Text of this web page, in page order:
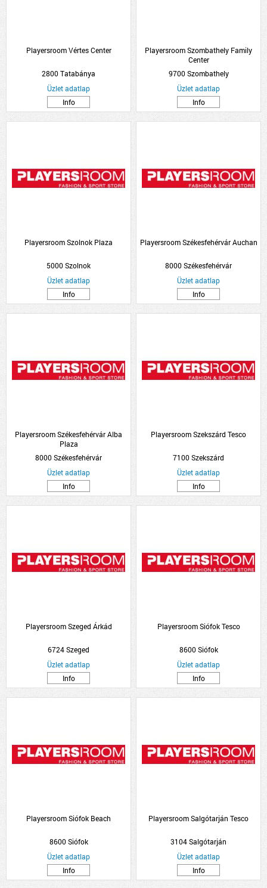
Playersroom Vértes Center
2800 Tatabánya
Üzlet adatlap
Info
Playersroom Szombathely Family
Center
9700 Szombathely
Üzlet adatlap
Info
Playersroom Szolnok Plaza
5000 Szolnok
Üzlet adatlap
Info
Playersroom Székesfehérvár Auchan
8000 Székesfehérvár
Üzlet adatlap
Info
Playersroom Székesfehérvár Alba
Plaza
8000 Székesfehérvár
Üzlet adatlap
Info
Playersroom Szekszárd Tesco
7100 Szekszárd
Üzlet adatlap
Info
Playersroom Szeged Árkád
6724 Szeged
Üzlet adatlap
Info
Playersroom Siófok Tesco
8600 Siófok
Üzlet adatlap
Info
Playersroom Siófok Beach
8600 Siófok
Üzlet adatlap
Info
Playersroom Salgótarján Tesco
3104 Salgótarján
Üzlet adatlap
Info